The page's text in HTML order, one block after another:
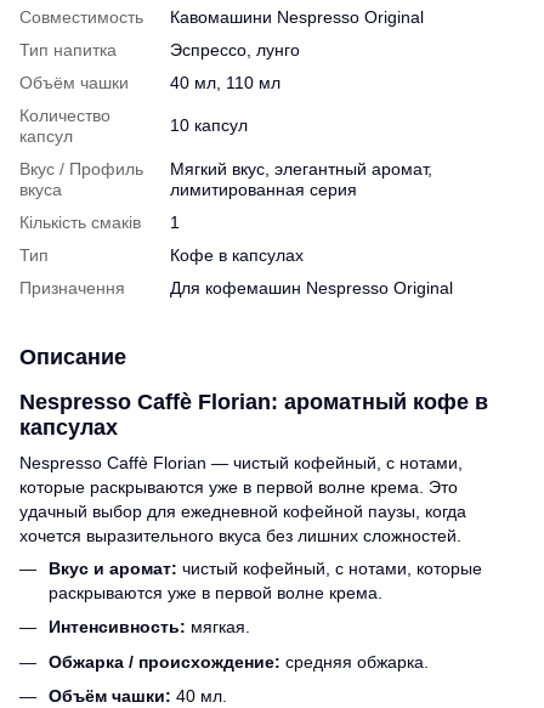
Совместимость
Кавомашини Nespresso Original
Тип напитка
Эспрессо, лунго
Объём чашки
40 мл, 110 мл
Количество
капсул
10 капсул
Вкус / Профиль
вкуса
Мягкий вкус, элегантный аромат,
лимитированная серия
Кількість смаків
1
Тип
Кофе в капсулах
Призначення
Для кофемашин Nespresso Original
Описание
Nespresso Caffè Florian: ароматный кофе в
капсулах
Nespresso Caffè Florian — чистый кофейный, с нотами,
которые раскрываются уже в первой волне крема. Это
удачный выбор для ежедневной кофейной паузы, когда
хочется выразительного вкуса без лишних сложностей.
Вкус и аромат: чистый кофейный, с нотами, которые
раскрываются уже в первой волне крема.
Интенсивность: мягкая.
Обжарка / происхождение: средняя обжарка.
Объём чашки: 40 мл.